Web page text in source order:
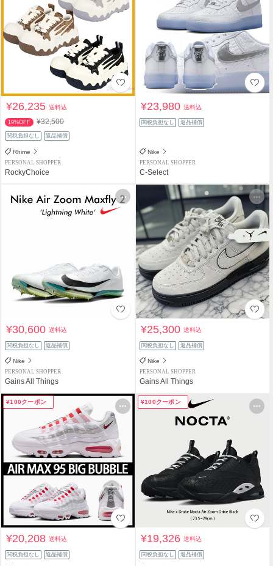
¥26,235送料込
19%OFF ¥32,500
関税負担なし 返品補償
Rhime
PERSONAL SHOPPER
RockyChoice
¥23,980送料込
関税負担なし 返品補償
Nike
PERSONAL SHOPPER
C-Select
¥30,600送料込
関税負担なし 返品補償
Nike
PERSONAL SHOPPER
Gains All Things
¥25,300送料込
関税負担なし 返品補償
Nike
PERSONAL SHOPPER
Gains All Things
¥100クーポン
¥20,208送料込
関税負担なし 返品補償
¥100クーポン
¥19,326送料込
関税負担なし 返品補償